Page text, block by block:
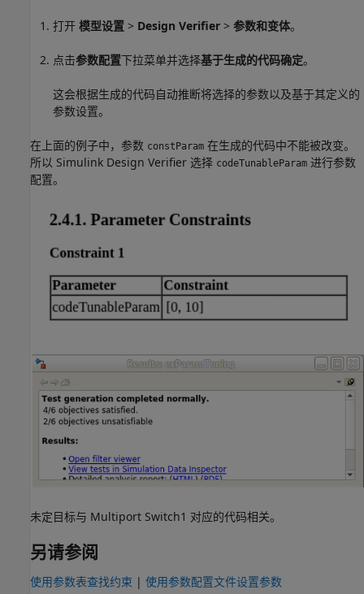
打开 模型设置 > Design Verifier > 参数和变体。
点击参数配置下拉菜单并选择基于生成的代码确定。
这会根据生成的代码自动推断将选择的参数以及基于其定义的
参数设置。
在上面的例子中，参数 constParam 在生成的代码中不能被改变。
所以 Simulink Design Verifier 选择 codeTunableParam 进行参数
配置。
未定目标与 Multiport Switch1 对应的代码相关。
另请参阅
使用参数表查找约束 | 使用参数配置文件设置参数